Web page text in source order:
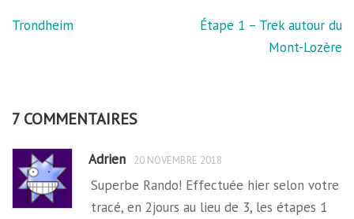
Navigation
Trondheim
Étape 1 – Trek autour du
Mont-Lozère
7 COMMENTAIRES
Adrien 20 NOVEMBRE 2018
Superbe Rando! Effectuée hier selon votre
tracé, en 2jours au lieu de 3, les étapes 1